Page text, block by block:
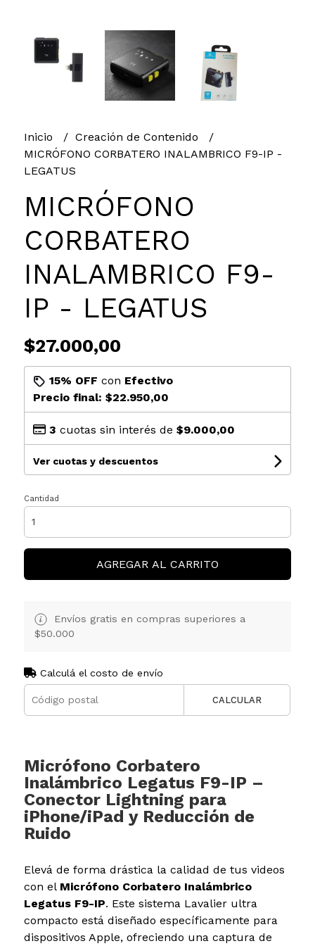
Inicio
Creación de Contenido
MICRÓFONO CORBATERO INALAMBRICO F9-IP -
LEGATUS
MICRÓFONO
CORBATERO
INALAMBRICO F9-
IP - LEGATUS
$27.000,00
15% OFF con Efectivo
Precio final: $22.950,00
3 cuotas sin interés de $9.000,00
Ver cuotas y descuentos
Cantidad
AGREGAR AL CARRITO
Envíos gratis en compras superiores a
$50.000
Calculá el costo de envío
CALCULAR
Micrófono Corbatero
Inalámbrico Legatus F9-IP –
Conector Lightning para
iPhone/iPad y Reducción de
Ruido
Elevá de forma drástica la calidad de tus videos
con el Micrófono Corbatero Inalámbrico
Legatus F9-IP. Este sistema Lavalier ultra
compacto está diseñado específicamente para
dispositivos Apple, ofreciendo una captura de